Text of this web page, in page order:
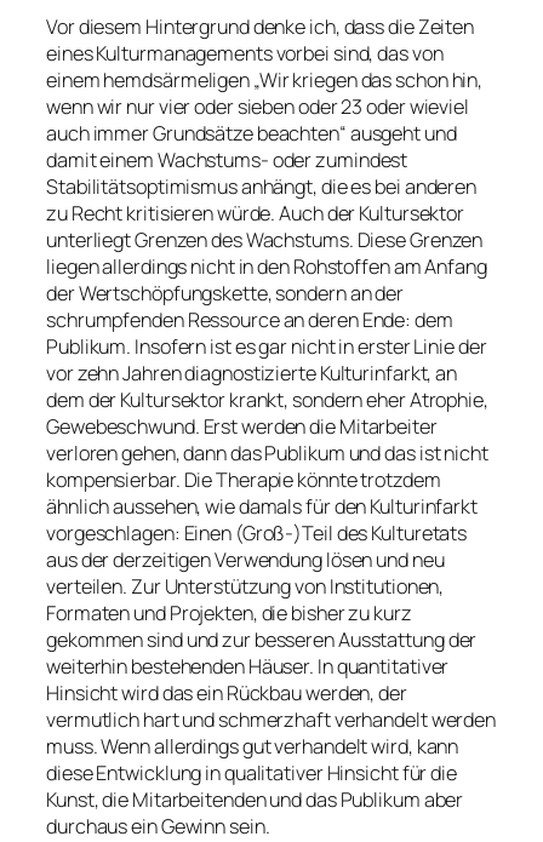
Vor diesem Hintergrund denke ich, dass die Zeiten
eines Kulturmanagements vorbei sind, das von
einem hemdsärmeligen „Wir kriegen das schon hin,
wenn wir nur vier oder sieben oder 23 oder wieviel
auch immer Grundsätze beachten“ ausgeht und
damit einem Wachstums- oder zumindest
Stabilitätsoptimismus anhängt, die es bei anderen
zu Recht kritisieren würde. Auch der Kultursektor
unterliegt Grenzen des Wachstums. Diese Grenzen
liegen allerdings nicht in den Rohstoffen am Anfang
der Wertschöpfungskette, sondern an der
schrumpfenden Ressource an deren Ende: dem
Publikum. Insofern ist es gar nicht in erster Linie der
vor zehn Jahren diagnostizierte Kulturinfarkt, an
dem der Kultursektor krankt, sondern eher Atrophie,
Gewebeschwund. Erst werden die Mitarbeiter
verloren gehen, dann das Publikum und das ist nicht
kompensierbar. Die Therapie könnte trotzdem
ähnlich aussehen, wie damals für den Kulturinfarkt
vorgeschlagen: Einen (Groß-)Teil des Kulturetats
aus der derzeitigen Verwendung lösen und neu
verteilen. Zur Unterstützung von Institutionen,
Formaten und Projekten, die bisher zu kurz
gekommen sind und zur besseren Ausstattung der
weiterhin bestehenden Häuser. In quantitativer
Hinsicht wird das ein Rückbau werden, der
vermutlich hart und schmerzhaft verhandelt werden
muss. Wenn allerdings gut verhandelt wird, kann
diese Entwicklung in qualitativer Hinsicht für die
Kunst, die Mitarbeitenden und das Publikum aber
durchaus ein Gewinn sein.